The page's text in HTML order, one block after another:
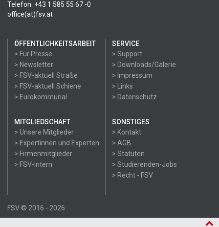
Telefon: +43 1 585 55 67 -0
office(at)fsv.at
ÖFFENTLICHKEITSARBEIT
> Für Presse
> Newsletter
> FSV-aktuell Straße
> FSV-aktuell Schiene
> Eurokommunal
SERVICE
> Support
> Downloads/Galerie
> Impressum
> Links
> Datenschutz
MITGLIEDSCHAFT
> Unsere Mitglieder
> Expertinnen und Experten
> Firmenmitglieder
> FSV-intern
SONSTIGES
> Kontakt
> AGB
> Statuten
> Studierenden-Jobs
> Recht - FSV
FSV © 2016 - 2026